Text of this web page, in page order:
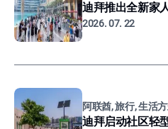
迪拜推出全新家
2026. 07. 22
阿联酋, 旅行, 生活
迪拜启动社区轻